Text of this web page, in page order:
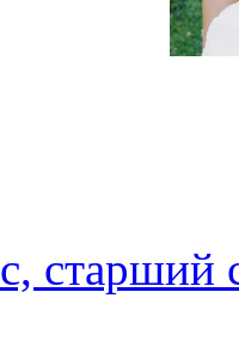
старший